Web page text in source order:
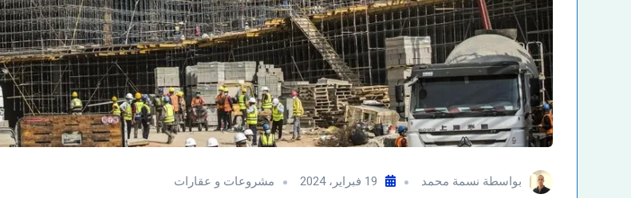
بواسطة نسمة محمد 19 فبراير، 2024 مشروعات و عقارات